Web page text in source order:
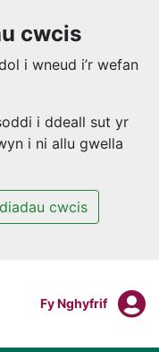
cwcis
i wneud i’r wefan
i ddeall sut yr
i ni allu gwella
cwcis
Mewngofnodi I
Fy Nghyfrif